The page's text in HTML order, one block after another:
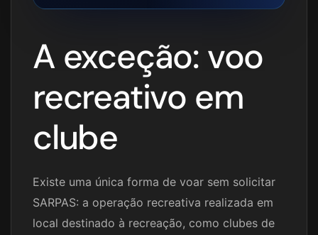
A exceção: voo
recreativo em
clube
Existe uma única forma de voar sem solicitar
SARPAS: a operação recreativa realizada em
local destinado à recreação, como clubes de